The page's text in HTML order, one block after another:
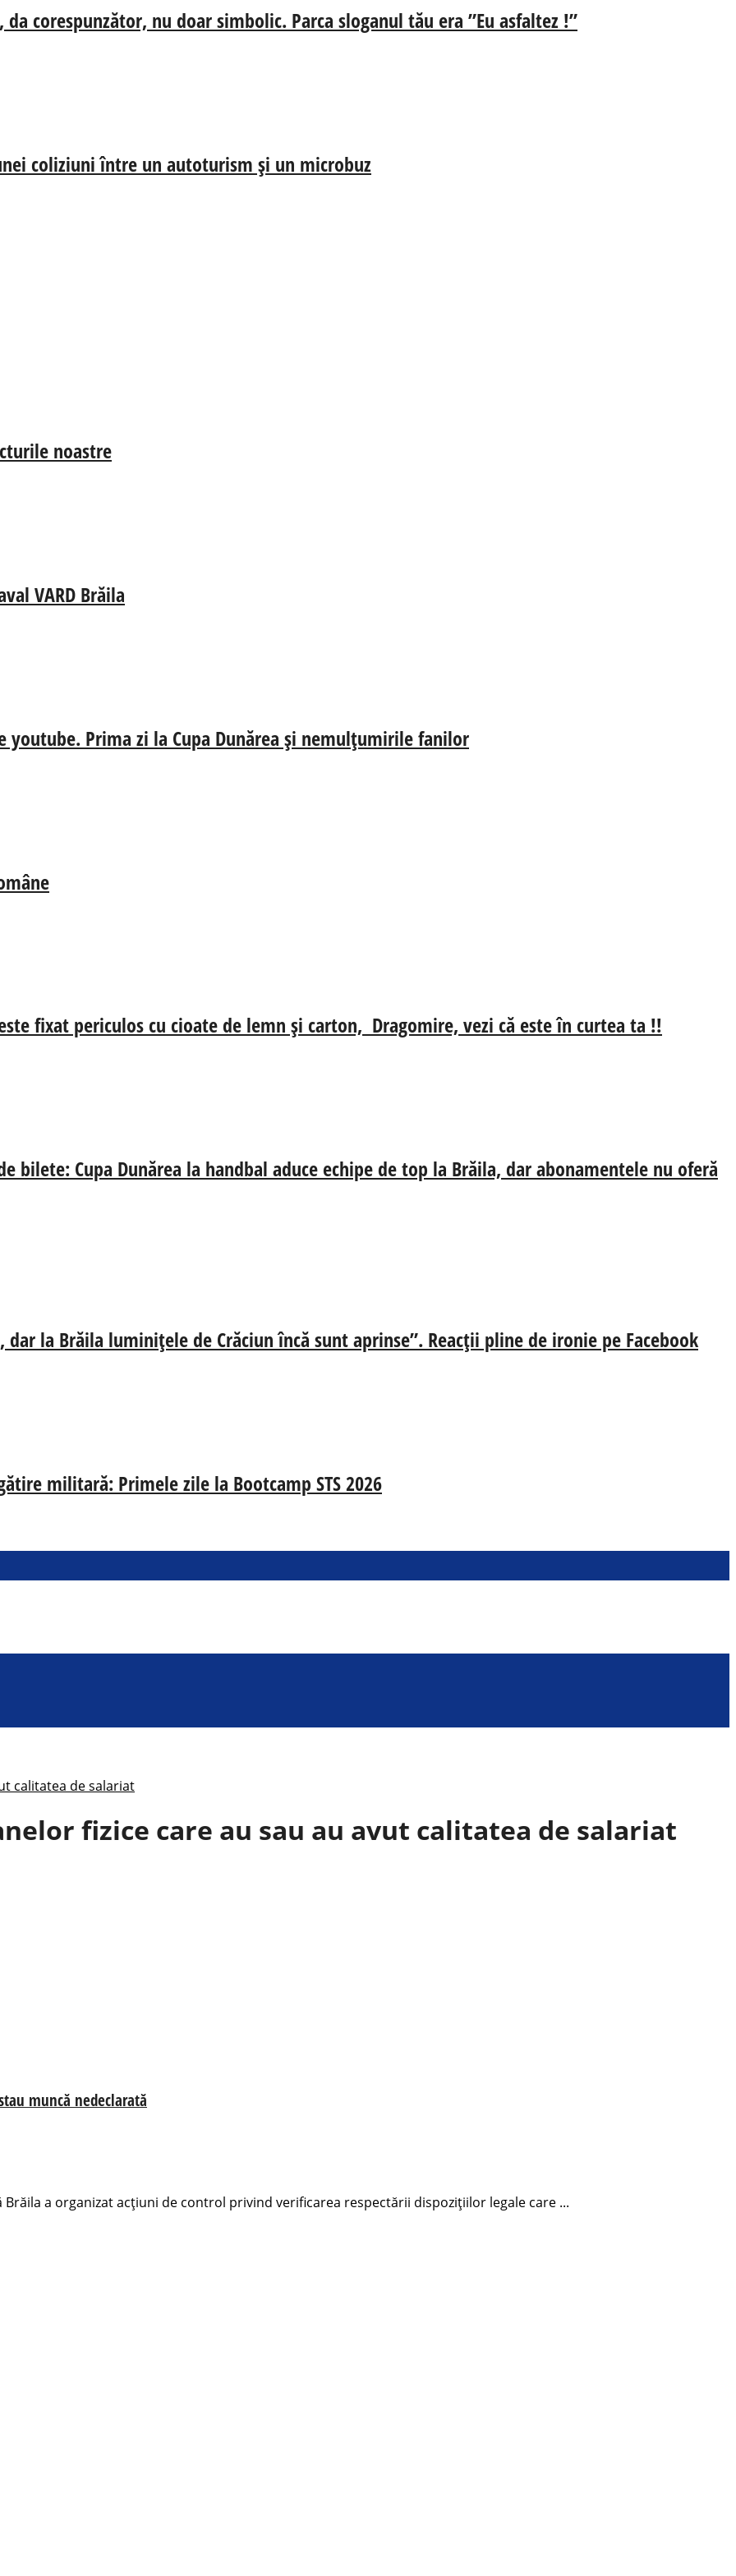
corespunzător, nu doar simbolic. Parca sloganul tău era ”Eu asfaltez !”
coliziuni între un autoturism și un microbuz
noastre
VARD Brăila
youtube. Prima zi la Cupa Dunărea și nemulțumirile fanilor
fixat periculos cu cioate de lemn și carton, Dragomire, vezi că este în curtea ta !!
bilete: Cupa Dunărea la handbal aduce echipe de top la Brăila, dar abonamentele nu oferă
dar la Brăila luminițele de Crăciun încă sunt aprinse”. Reacții pline de ironie pe Facebook
militară: Primele zile la Bootcamp STS 2026
calitatea de salariat
fizice care au sau au avut calitatea de salariat
muncă nedeclarată
a organizat acțiuni de control privind verificarea respectării dispozițiilor legale care ...